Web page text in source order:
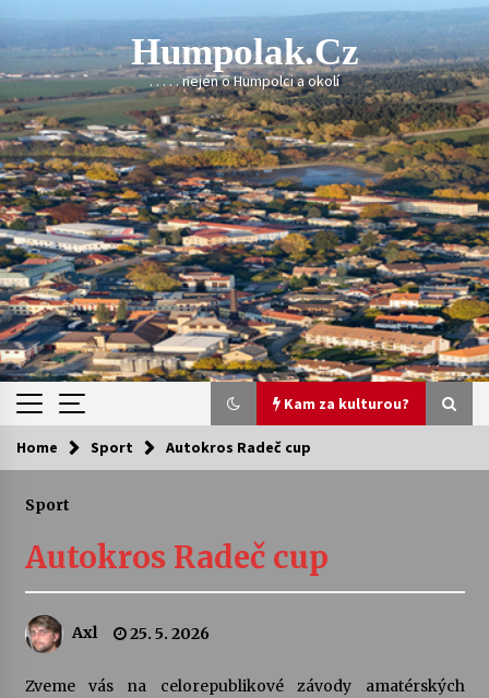
content
Humpolak.cz
. . . . . nejen o Humpolci a okolí
Kam za kulturou?
Kam za kulturou?
Sukuba Ensemble
4. 8. 2026
Vernisáž výstavy Josefíny Duškové: Stávám se
kapkou
Home Sport Autokros Radeč cup
Sport
Autokros Radeč cup
Axl 25. 5. 2026
Zveme vás na celorepublikové závody amatérských